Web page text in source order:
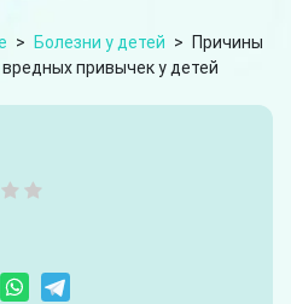
> Болезни у детей >
Причины
привычек у детей